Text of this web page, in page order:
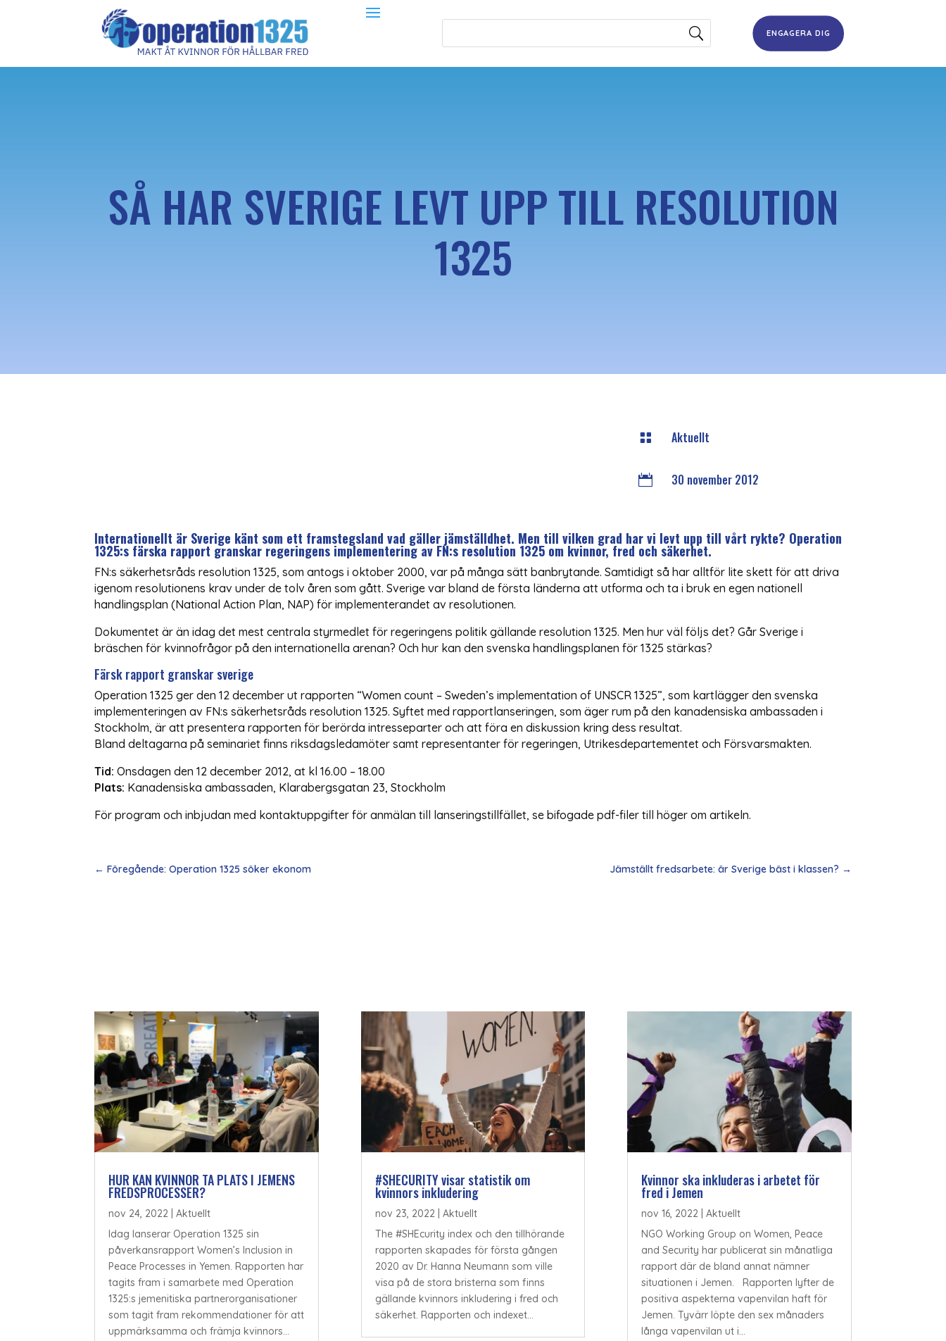
ENGAGERA DIG
SÅ HAR SVERIGE LEVT UPP TILL RESOLUTION
1325
 Aktuellt
 30 november 2012
Internationellt är Sverige känt som ett framstegsland vad gäller jämställdhet. Men till vilken grad har vi levt upp till vårt rykte? Operation
1325:s färska rapport granskar regeringens implementering av FN:s resolution 1325 om kvinnor, fred och säkerhet.
FN:s säkerhetsråds resolution 1325, som antogs i oktober 2000, var på många sätt banbrytande. Samtidigt så har alltför lite skett för att driva
igenom resolutionens krav under de tolv åren som gått. Sverige var bland de första länderna att utforma och ta i bruk en egen nationell
handlingsplan (National Action Plan, NAP) för implementerandet av resolutionen.
Dokumentet är än idag det mest centrala styrmedlet för regeringens politik gällande resolution 1325. Men hur väl följs det? Går Sverige i
bräschen för kvinnofrågor på den internationella arenan? Och hur kan den svenska handlingsplanen för 1325 stärkas?
Färsk rapport granskar sverige
Operation 1325 ger den 12 december ut rapporten “Women count – Sweden’s implementation of UNSCR 1325”, som kartlägger den svenska
implementeringen av FN:s säkerhetsråds resolution 1325. Syftet med rapportlanseringen, som äger rum på den kanadensiska ambassaden i
Stockholm, är att presentera rapporten för berörda intresseparter och att föra en diskussion kring dess resultat.
Bland deltagarna på seminariet finns riksdagsledamöter samt representanter för regeringen, Utrikesdepartementet och Försvarsmakten.
Tid: Onsdagen den 12 december 2012, at kl 16.00 – 18.00
Plats: Kanadensiska ambassaden, Klarabergsgatan 23, Stockholm
För program och inbjudan med kontaktuppgifter för anmälan till lanseringstillfället, se bifogade pdf-filer till höger om artikeln.
←Föregående: Operation 1325 söker ekonom Jämställt fredsarbete: är Sverige bäst i klassen? →
HUR KAN KVINNOR TA PLATS I JEMENS
FREDSPROCESSER?
nov 24, 2022 |Aktuellt
Idag lanserar Operation 1325 sin
påverkansrapport Women’s Inclusion in
Peace Processes in Yemen. Rapporten har
tagits fram i samarbete med Operation
1325:s jemenitiska partnerorganisationer
som tagit fram rekommendationer för att
uppmärksamma och främja kvinnors...
#SHECURITY visar statistik om
kvinnors inkludering
nov 23, 2022| Aktuellt
The #SHEcurity index och den tillhörande
rapporten skapades för första gången
2020 av Dr. Hanna Neumann som ville
visa på de stora bristerna som finns
gällande kvinnors inkludering i fred och
säkerhet. Rapporten och indexet...
Kvinnor ska inkluderas i arbetet för
fred i Jemen
nov 16, 2022| Aktuellt
NGO Working Group on Women, Peace
and Security har publicerat sin månatliga
rapport där de bland annat nämner
situationen i Jemen. Rapporten lyfter de
positiva aspekterna vapenvilan haft för
Jemen. Tyvärr löpte den sex månaders
långa vapenvilan ut i...